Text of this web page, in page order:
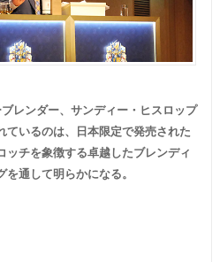
レンダー、サンディー・ヒスロップ
ているのは、日本限定で発売された
ッチを象徴する卓越したブレンディ
通して明らかになる。